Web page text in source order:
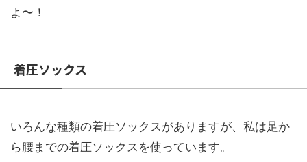
よ〜！
着圧ソックス
いろんな種類の着圧ソックスがありますが、私は足か
ら腰までの着圧ソックスを使っています。